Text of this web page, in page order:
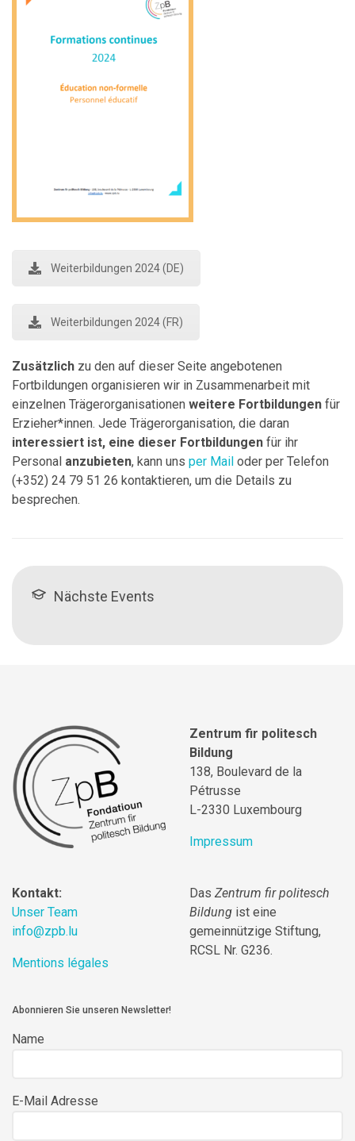
Weiterbildungen 2024 (DE)
Weiterbildungen 2024 (FR)
Zusätzlich zu den auf dieser Seite angebotenen
Fortbildungen organisieren wir in Zusammenarbeit mit
einzelnen Trägerorganisationen weitere Fortbildungen für
Erzieher*innen. Jede Trägerorganisation, die daran
interessiert ist, eine dieser Fortbildungen für ihr
Personal anzubieten, kann uns per Mail oder per Telefon
(+352) 24 79 51 26 kontaktieren, um die Details zu
besprechen.
Nächste Events
Zentrum fir politesch
Bildung
138, Boulevard de la
Pétrusse
L-2330 Luxembourg
Impressum
Kontakt:
Unser Team
info@zpb.lu
Mentions légales
Das Zentrum fir politesch
Bildung ist eine
gemeinnützige Stiftung,
RCSL Nr. G236.
Abonnieren Sie unseren Newsletter!
Name
E-Mail Adresse